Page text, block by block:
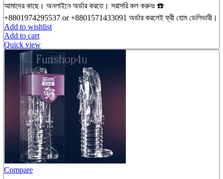
আমাদের কাছে। অনলাইনে অর্ডার করতে। সরাসরি কল করুনঃ ☎️
+8801974295537 or +8801571433091 অর্ডার করলেই ফ্রী হোম ডেলিভারী।
Add to wishlist
Add to cart
Quick view
Compare